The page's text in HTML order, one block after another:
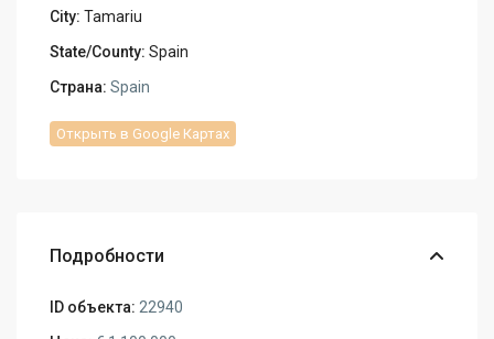
City: Tamariu
State/County: Spain
Страна: Spain
Открыть в Google Картах
Подробности
ID объекта: 22940